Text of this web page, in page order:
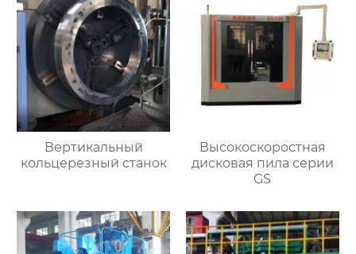
Вертикальный
кольцерезный станок
Высокоскоростная
дисковая пила серии
GS